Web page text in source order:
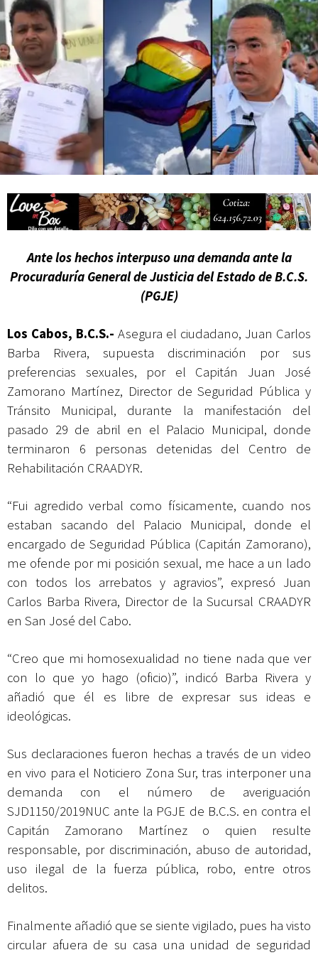
Mes Patrio
Atiende XV Ayuntamiento de Los Cabos planteamientos de Antorcha
Campesina
Ante los hechos interpuso una demanda ante la
Procuraduría General de Justicia del Estado de B.C.S.
(PGJE)
Los Cabos, B.C.S.- Asegura el ciudadano, Juan Carlos
Barba Rivera, supuesta discriminación por sus
preferencias sexuales, por el Capitán Juan José
Zamorano Martínez, Director de Seguridad Pública y
Tránsito Municipal, durante la manifestación del
pasado 29 de abril en el Palacio Municipal, donde
terminaron 6 personas detenidas del Centro de
Rehabilitación CRAADYR.
“Fui agredido verbal como físicamente, cuando nos
estaban sacando del Palacio Municipal, donde el
encargado de Seguridad Pública (Capitán Zamorano),
me ofende por mi posición sexual, me hace a un lado
con todos los arrebatos y agravios”, expresó Juan
Carlos Barba Rivera, Director de la Sucursal CRAADYR
en San José del Cabo.
“Creo que mi homosexualidad no tiene nada que ver
con lo que yo hago (oficio)”, indicó Barba Rivera y
añadió que él es libre de expresar sus ideas e
ideológicas.
Sus declaraciones fueron hechas a través de un video
en vivo para el Noticiero Zona Sur, tras interponer una
demanda con el número de averiguación
SJD1150/2019NUC ante la PGJE de B.C.S. en contra el
Capitán Zamorano Martínez o quien resulte
responsable, por discriminación, abuso de autoridad,
uso ilegal de la fuerza pública, robo, entre otros
delitos.
Finalmente añadió que se siente vigilado, pues ha visto
circular afuera de su casa una unidad de seguridad